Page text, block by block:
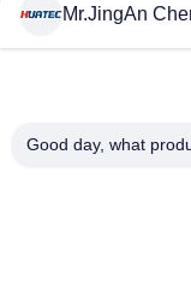
Medidor de
Mr.JingAn
Good day, what